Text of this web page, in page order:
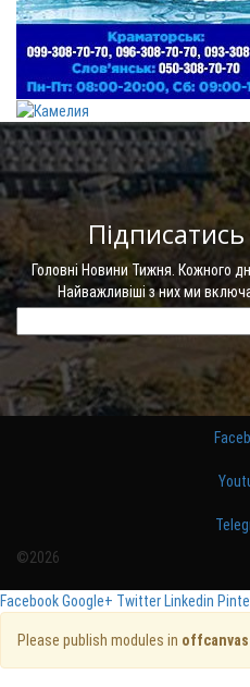
Головні Новини Тижня. Кожного
Найважливіші з них ми
©2026
FacebookGoogle+ Twitter Linkedin
Please publish modules in offcanvas